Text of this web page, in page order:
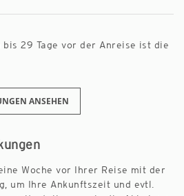
bis 29 Tage vor der Anreise ist die
ANSEHEN
Woche vor Ihrer Reise mit der
um Ihre Ankunftszeit und evtl.